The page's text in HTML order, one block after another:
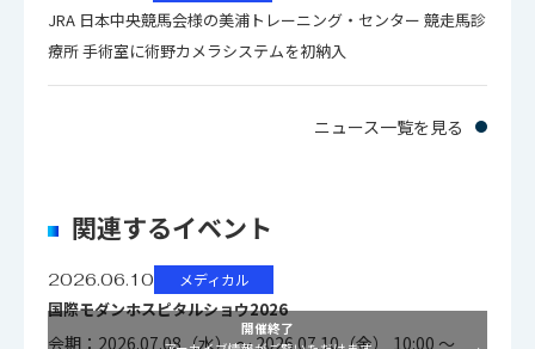
JRA 日本中央競馬会様の美浦トレーニング・センター 競走馬診
療所 手術室に術野カメラシステムを初納入
ニュース一覧を見る
関連するイベント
2026.06.10 メディカル
国際モダンホスピタルショウ2026
会期：2026.07.08（水） ～ 2026.07.10（金） 10:00 ～
開催終了